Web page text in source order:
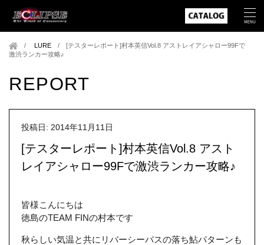
LURE /[テスターレポート]村本英信Vol.8 アストレイアシャロー99Fで
激渋ランカー攻略♪
REPORT
投稿日: 2014年11月11日
[テスターレポート]村本英信Vol.8 アスト
レイアシャロー99Fで激渋ランカー攻略♪
皆様こんにちは
徳島のTEAM FINの村本です
秋らしい気温と共にリバーシーバスの落ち鮎パターンも